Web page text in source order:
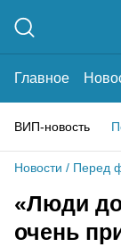
Главное
ВИП-новость
Новости / Перед
«Люди
очень